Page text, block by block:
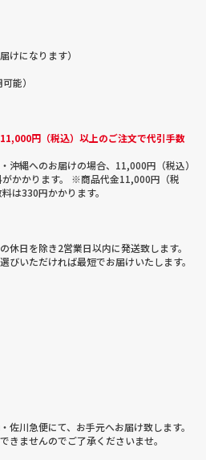
けになります）
能）
円（税込）以上のご注文で代引手数
沖縄へのお届けの場合、11,000円（税込）
かかります。 ※商品代金11,000円（税
は330円かかります。
休日を除き2営業日以内に発送致します。
びいただければ最短でお届けいたします。
佐川急便にて、お手元へお届け致します。
きませんのでご了承くださいませ。